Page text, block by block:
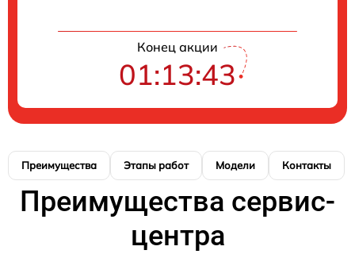
Конец акции
01:13:42
Преимущества Этапы работ Модели Контакты
Преимущества сервис-
центра